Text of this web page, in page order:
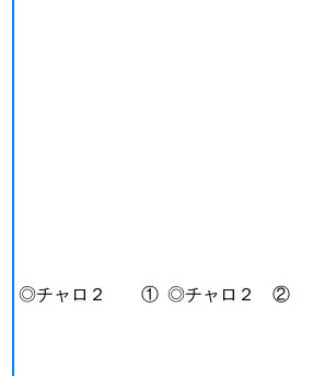
◎チャロ２ ① ◎チャロ２ ②